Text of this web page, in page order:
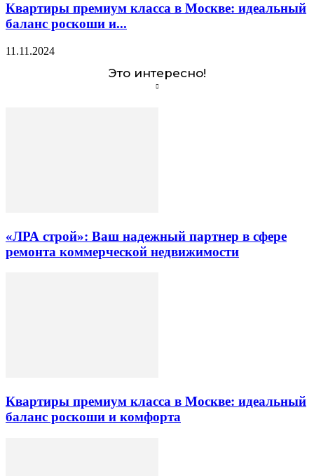
Квартиры премиум класса в Москве: идеальный
баланс роскоши и...
11.11.2024
Это интересно!
«ЛРА строй»: Ваш надежный партнер в сфере
ремонта коммерческой недвижимости
Квартиры премиум класса в Москве: идеальный
баланс роскоши и комфорта